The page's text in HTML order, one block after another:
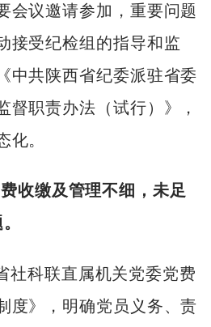
会议邀请参加，重要问题
接受纪检组的指导和监
中共陕西省纪委派驻省委
督职责办法（试行）》，
化。
收缴及管理不细，未足
社科联直属机关党委党费
度》，明确党员义务、责